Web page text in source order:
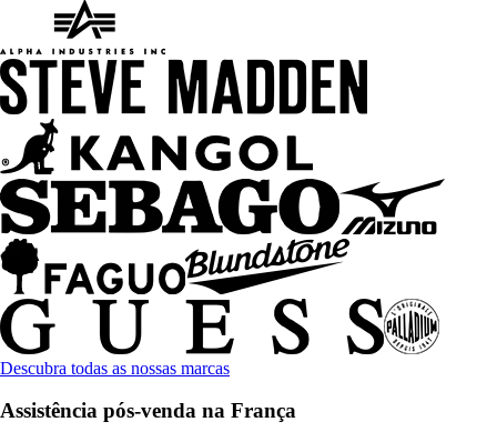
Descubra todas as nossas marcas
Assistência pós-venda na França